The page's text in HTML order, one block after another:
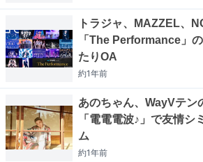
トラジャ、MAZZEL、
「The Performance」
たりOA
約1年前
あのちゃん、WayVテ
「電電電波♪」で友情シ
ム
約1年前